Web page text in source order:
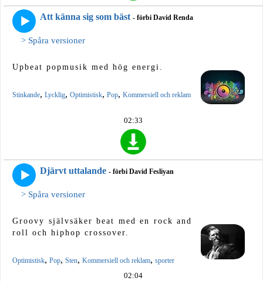
Att känna sig som bäst - förbi David Renda
> Spåra versioner
Upbeat popmusik med hög energi.
Stinkande, Lycklig, Optimistisk, Pop, Kommersiell och reklam
02:33
Djärvt uttalande - förbi David Fesliyan
> Spåra versioner
Groovy självsäker beat med en rock and
roll och hiphop crossover.
Optimistisk, Pop, Sten, Kommersiell och reklam, sporter
02:04